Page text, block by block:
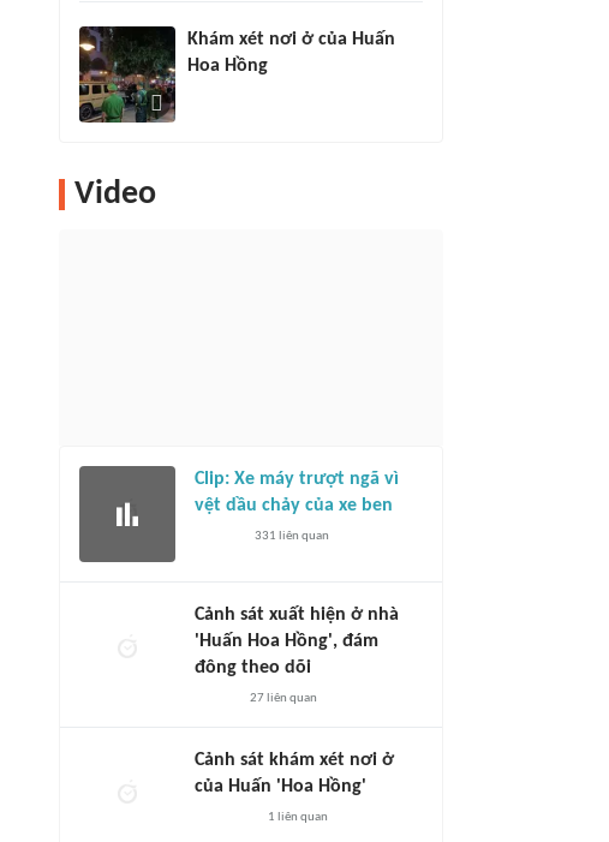
Khám xét nơi ở của Huấn
Hoa Hồng
Video
Clip: Xe máy trượt ngã vì
vệt dầu chảy của xe ben
331 liên quan
Cảnh sát xuất hiện ở nhà
'Huấn Hoa Hồng', đám
đông theo dõi
27liên quan
Cảnh sát khám xét nơi ở
của Huấn 'Hoa Hồng'
1 liên quan